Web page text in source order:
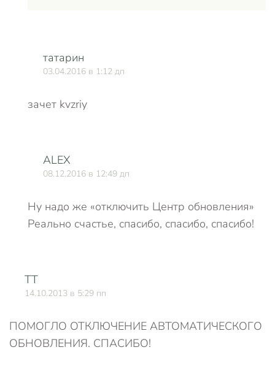
татарин
03.04.2016 в 1:12 дп
зачет kvzriy
ALEX
08.12.2016 в 12:49 дп
Ну надо же «отключить Центр обновления»
Реально счастье, спасибо, спасибо, спасибо!
TT
14.10.2013 в 5:29 пп
ПОМОГЛО ОТКЛЮЧЕНИЕ АВТОМАТИЧЕСКОГО
ОБНОВЛЕНИЯ. СПАСИБО!